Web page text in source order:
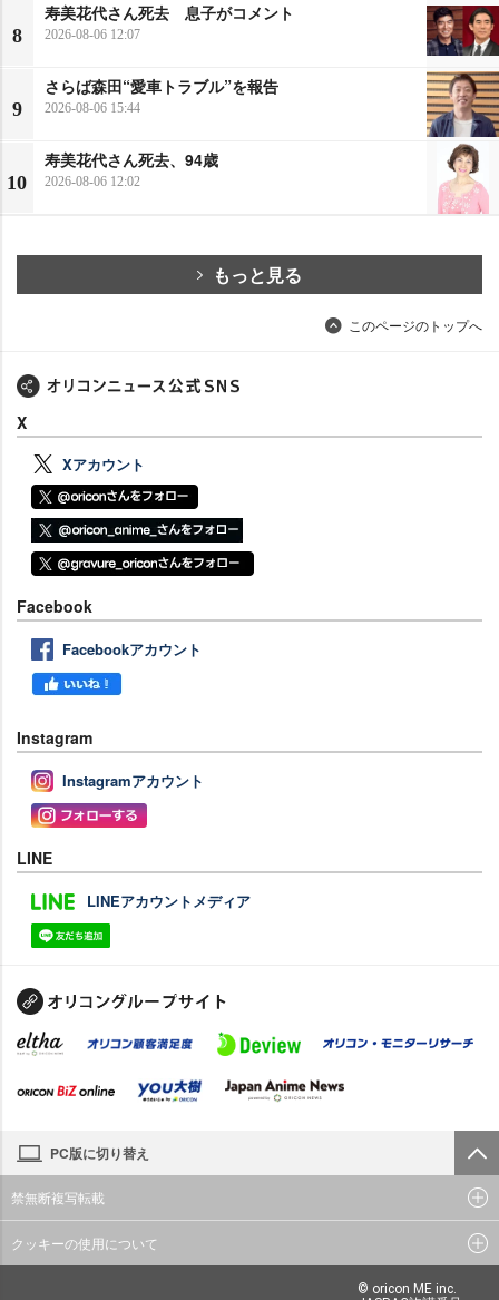
8
寿美花代さん死去 息子がコメント
2026-08-06 12:07
9
さらば森田“愛車トラブル”を報告
2026-08-06 15:44
10
寿美花代さん死去、94歳
2026-08-06 12:02
もっと見る
このページのトップへ
X
Xアカウント
Facebook
Facebookアカウント
Instagram
Instagramアカウント
LINE
LINEアカウントメディア
PC版に切り替え
禁無断複写転載
クッキーの使用について
© oricon ME inc.